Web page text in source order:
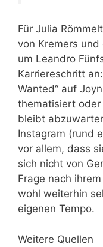
Für Julia
von Kremers
um Leandro
Karriereschritt
Wanted“ auf
thematisiert oder
bleibt
Instagram (rund
vor allem, dass
sich nicht von
Frage nach
wohl weiterhin
eigenen Tempo.
Weitere Quellen